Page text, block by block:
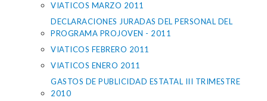
VIATICOS MARZO 2011
DECLARACIONES JURADAS DEL PERSONAL DEL
PROGRAMA PROJOVEN - 2011
VIATICOS FEBRERO 2011
VIATICOS ENERO 2011
GASTOS DE PUBLICIDAD ESTATAL III TRIMESTRE
2010